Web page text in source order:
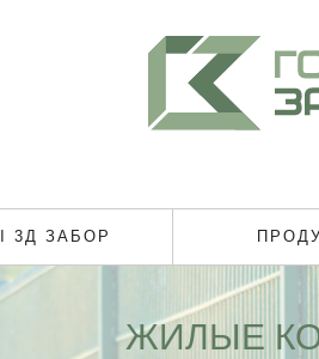
3Д ЗАБОР
ЖИЛЫЕ